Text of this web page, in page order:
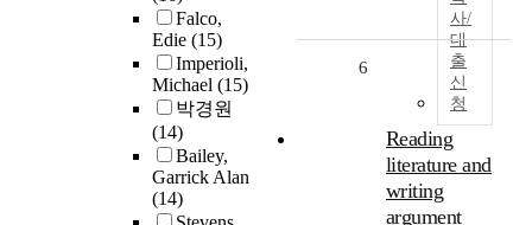
Falco,
Edie (15)
Imperioli,
Michael (15)
박경원
(14)
Bailey,
Garrick Alan
(14)
사/
대
출
신
청
6
Reading
literature and
writing
argument